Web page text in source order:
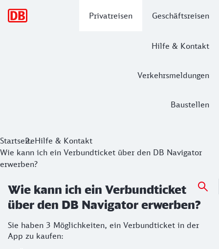
Privatreisen Geschäftsreisen
Hilfe & Kontakt
Verkehrsmeldungen
Baustellen
StartseiteHilfe & Kontakt
Wie kann ich ein Verbundticket über den DB Navigator
erwerben?
Wie kann ich ein Verbundticket
über den DB Navigator erwerben?
Sie haben 3 Möglichkeiten, ein Verbundticket in der
App zu kaufen: